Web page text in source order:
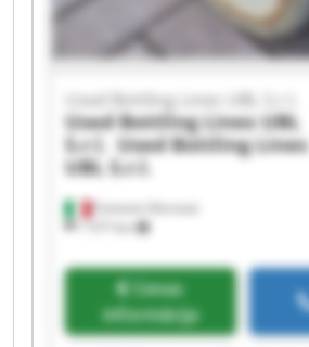
Fumane (Verona)
1 577 km
Used Bottling Lines UBL S.r.l.
Used Bottling Lines UBL
S.r.l.
Used Bottling Lines
UBL S.r.l.
Cenas
informācija